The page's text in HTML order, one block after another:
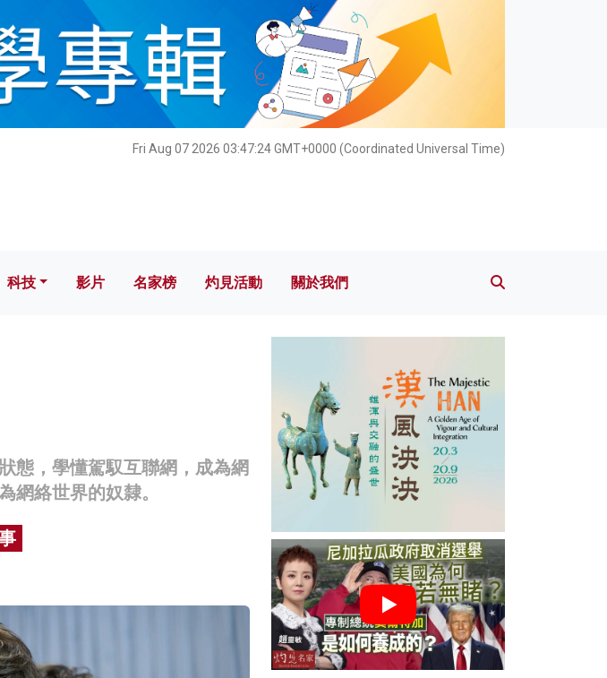
Fri Aug 07 2026 03:47:26 GMT+0000 (Coordinated Universal Time)
科技 影片 名家榜 灼見活動 關於我們
科技 影片 名家榜 灼見活動 關於我們
態，學懂駕馭互聯網，成為網
網絡世界的奴隸。